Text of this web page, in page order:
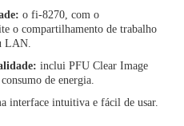
o fi-8270, com o
o compartilhamento de trabalho
LAN.
inclui PFU Clear Image
de energia.
interface intuitiva e fácil de usar.